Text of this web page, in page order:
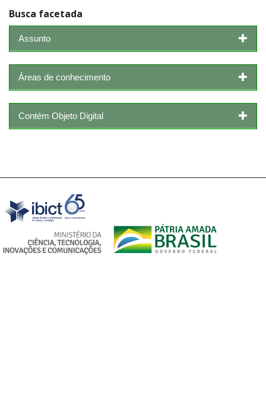
Busca facetada
Assunto
Áreas de conhecimento
Contém Objeto Digital